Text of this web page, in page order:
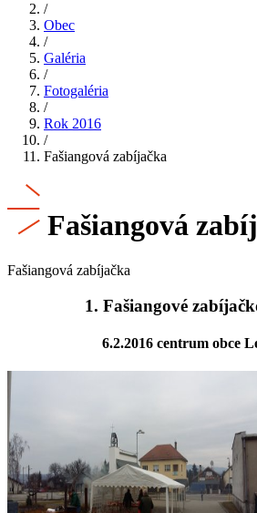
/
Obec
/
Galéria
/
Fotogaléria
/
Rok 2016
/
Fašiangová zabíjačka
Fašiangová
Fašiangová zabíjačka
1. Fašiangové
6.2.2016 centrum obce